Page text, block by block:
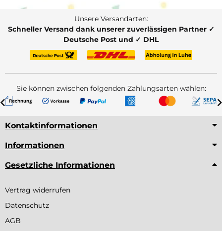
Unsere Versandarten:
Schneller Versand dank unserer zuverlässigen Partner ✓
Deutsche Post und ✓ DHL
Sie können zwischen folgenden Zahlungsarten wählen:
Kontaktinformationen
Informationen
Gesetzliche Informationen
Vertrag widerrufen
Datenschutz
AGB